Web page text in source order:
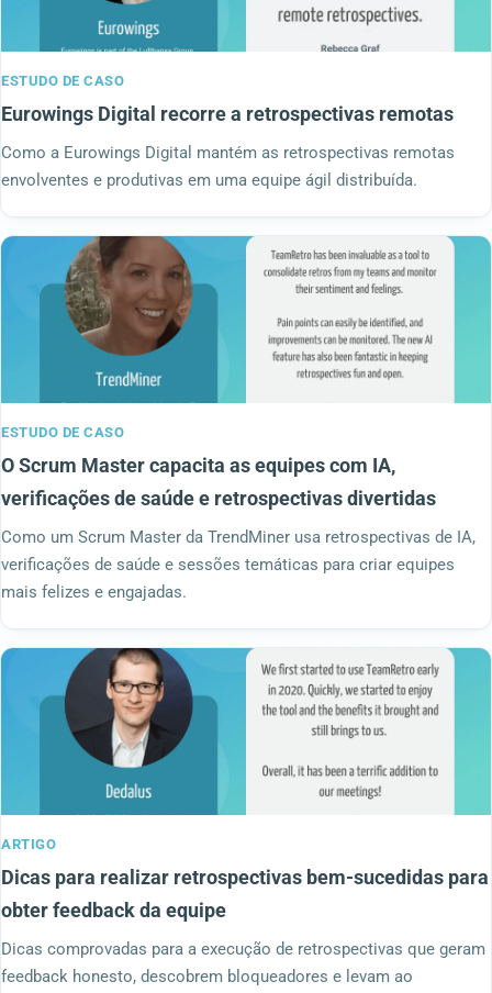
ESTUDO DE CASO
Eurowings Digital recorre a retrospectivas remotas
Como a Eurowings Digital mantém as retrospectivas remotas
envolventes e produtivas em uma equipe ágil distribuída.
ESTUDO DE CASO
O Scrum Master capacita as equipes com IA,
verificações de saúde e retrospectivas divertidas
Como um Scrum Master da TrendMiner usa retrospectivas de IA,
verificações de saúde e sessões temáticas para criar equipes
mais felizes e engajadas.
ARTIGO
Dicas para realizar retrospectivas bem-sucedidas para
obter feedback da equipe
Dicas comprovadas para a execução de retrospectivas que geram
feedback honesto, descobrem bloqueadores e levam ao